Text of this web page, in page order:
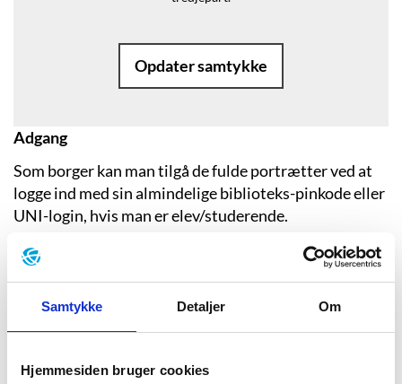
Samtykke Detaljer Om
Hjemmesiden bruger cookies
Opdater samtykke
Adgang
Som borger kan man tilgå de fulde portrætter ved at
logge ind med sin almindelige biblioteks-pinkode eller
UNI-login, hvis man er elev/studerende.
Adgang kræver, at ens bibliotek eller
uddannelsesinstitution har tegnet
abonnementpå
Lyt til portrætterne